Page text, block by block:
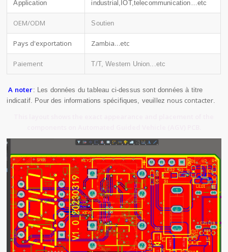
Application industrial,IOT,telecommunication…etc
OEM/ODM Soutien
Pays d'exportation Zambia…etc
Paiement T/T, Western Union...etc
A noter: Les données du tableau ci-dessus sont données à titre
indicatif. Pour des informations spécifiques, veuillez nous contacter.